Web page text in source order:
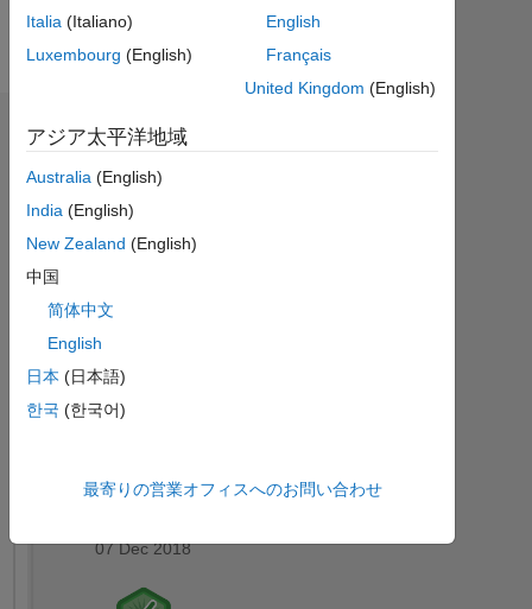
Follow
バッジ
mh
z's
ッ
MATLAB
Answers
バッジ
07 Dec 2018
Italia (Italiano)
Luxembourg (English)
English
Français
United Kingdom (English)
アジア太平洋地域
Australia (English)
India (English)
New Zealand (English)
中国
简体中文
English
日本 (日本語)
한국 (한국어)
最寄りの営業オフィスへのお問い合わせ